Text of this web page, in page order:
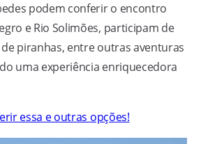
podem conferir o encontro
e Rio Solimões, participam de
piranhas, entre outras aventuras
uma experiência enriquecedora
essa e outras opções!